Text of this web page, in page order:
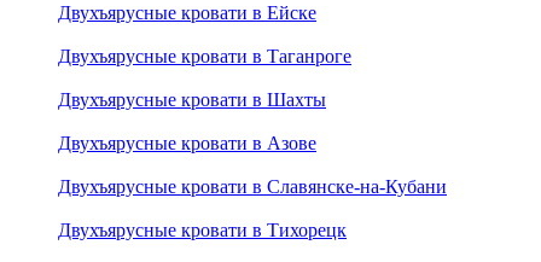
Двухъярусные кровати в Ейске
Двухъярусные кровати в Таганроге
Двухъярусные кровати в Шахты
Двухъярусные кровати в Азове
Двухъярусные кровати в Славянске-на-Кубани
Двухъярусные кровати в Тихорецк